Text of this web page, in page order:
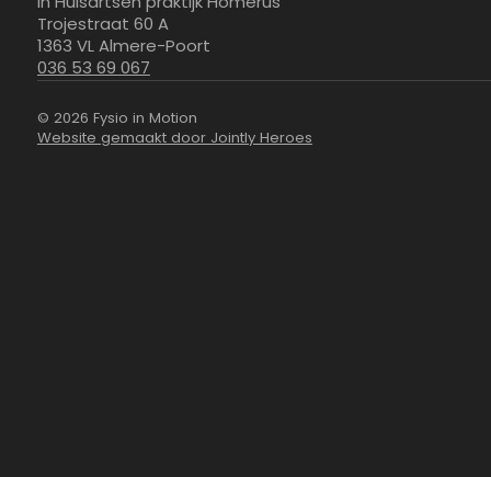
Trojestraat 60 A
1363 VL Almere-Poort
036 53 69 067
© 2026 Fysio in Motion
Website gemaakt door Jointly Heroes